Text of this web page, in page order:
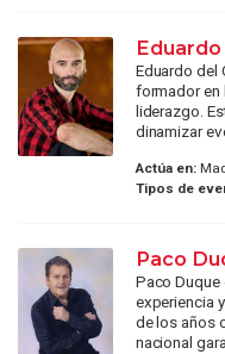
Eduardo del
formador en
liderazgo.
dinamizar
Actúa en:
Tipos de
Paco
Paco
experiencia
de los años
nacional